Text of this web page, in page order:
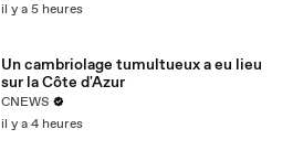
il y a 5 heures
Un cambriolage tumultueux a eu lieu
sur la Côte d'Azur
CNEWS
il y a 4 heures